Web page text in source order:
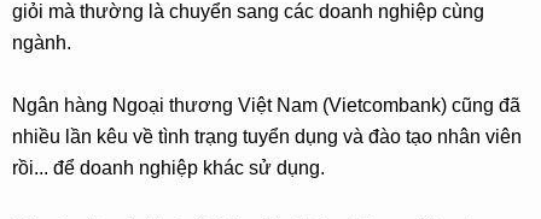
giỏi mà thường là chuyển sang các doanh nghiệp cùng
ngành.
Ngân hàng Ngoại thương Việt Nam (Vietcombank) cũng đã
nhiều lần kêu về tình trạng tuyển dụng và đào tạo nhân viên
rồi... để doanh nghiệp khác sử dụng.